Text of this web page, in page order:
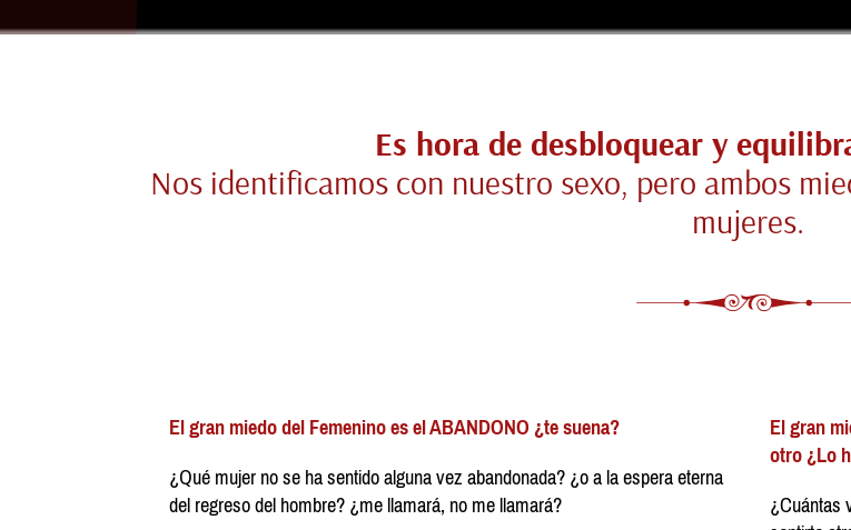
Es hora de desbloquear y
Nos identificamos con nuestro sexo, pero ambos
mujeres.
El gran miedo del Femenino es el ABANDONO ¿te suena?
¿Qué mujer no se ha sentido alguna vez abandonada? ¿o a la espera eterna
del regreso del hombre? ¿me llamará, no me llamará?
El gran
otro ¿Lo
¿Cuántas